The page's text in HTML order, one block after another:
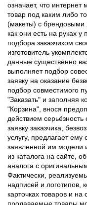
означает, что
товар под каким либо
(макеты) с
как они есть на руках
подбора заказчиком
изготовитель
данные существенно
выполняет подбор
заявку на оказание
подбор совместимого
"Заказать" и заполняя
"Корзина", внося
действием
заявку заказчика,
услугу, предлагает
заявленной им модели
из каталога на сайте,
аналога с
Фактически,
надписей и логотипов,
карточках товаров и
продаваемые товары